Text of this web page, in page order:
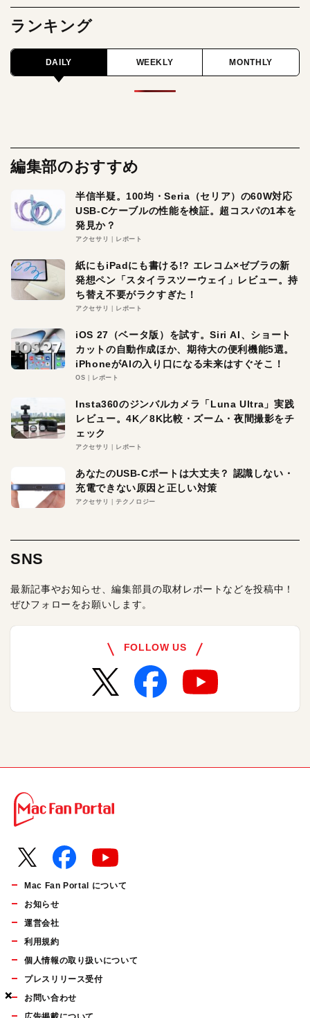
×
×
×
×
ランキング
DAILY WEEKLY MONTHLY
編集部のおすすめ
半信半疑。100均・Seria（セリア）の60W対応
USB-Cケーブルの性能を検証。超コスパの1本を
発見か？
アクセサリ レポート
紙にもiPadにも書ける!? エレコム×ゼブラの新
発想ペン「スタイラスツーウェイ」レビュー。持
ち替え不要がラクすぎた！
アクセサリ レポート
iOS 27（ベータ版）を試す。Siri AI、ショート
カットの自動作成ほか、期待大の便利機能5選。
iPhoneがAIの入り口になる未来はすぐそこ！
OS レポート
Insta360のジンバルカメラ「Luna Ultra」実践
レビュー。4K／8K比較・ズーム・夜間撮影をチ
ェック
アクセサリ レポート
あなたのUSB-Cポートは大丈夫？ 認識しない・
充電できない原因と正しい対策
アクセサリ テクノロジー
SNS
最新記事やお知らせ、編集部員の取材レポートなどを投稿中！
ぜひフォローをお願いします。
FOLLOW US
Mac Fan Portal について
お知らせ
運営会社
利用規約
個人情報の取り扱いについて
プレスリリース受付
お問い合わせ